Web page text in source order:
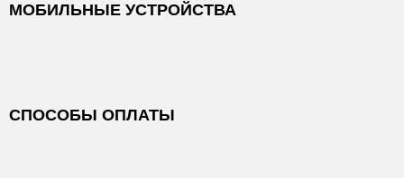
МОБИЛЬНЫЕ УСТРОЙСТВА
СПОСОБЫ ОПЛАТЫ